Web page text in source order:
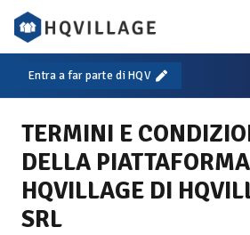
Entra a far parte di HQV
TERMINI E
DELLA PIATTAFORMA
HQVILLAGE DI
SRL